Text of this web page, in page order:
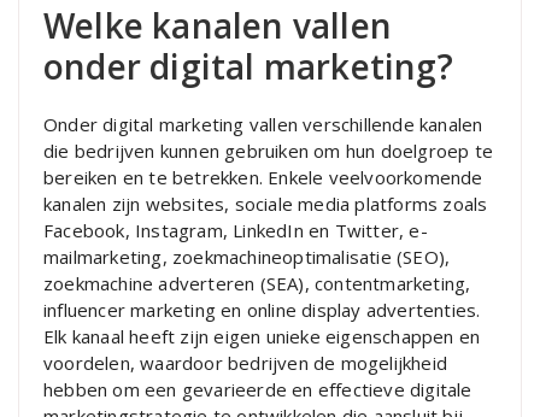
Welke kanalen vallen
onder digital marketing?
Onder digital marketing vallen verschillende kanalen
die bedrijven kunnen gebruiken om hun doelgroep te
bereiken en te betrekken. Enkele veelvoorkomende
kanalen zijn websites, sociale media platforms zoals
Facebook, Instagram, LinkedIn en Twitter, e-
mailmarketing, zoekmachineoptimalisatie (SEO),
zoekmachine adverteren (SEA), contentmarketing,
influencer marketing en online display advertenties.
Elk kanaal heeft zijn eigen unieke eigenschappen en
voordelen, waardoor bedrijven de mogelijkheid
hebben om een gevarieerde en effectieve digitale